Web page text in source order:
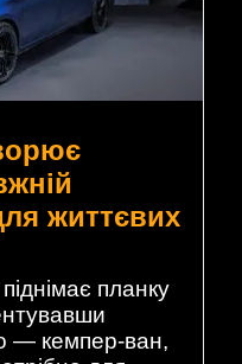
життєвих
планку
— кемпер-ван,